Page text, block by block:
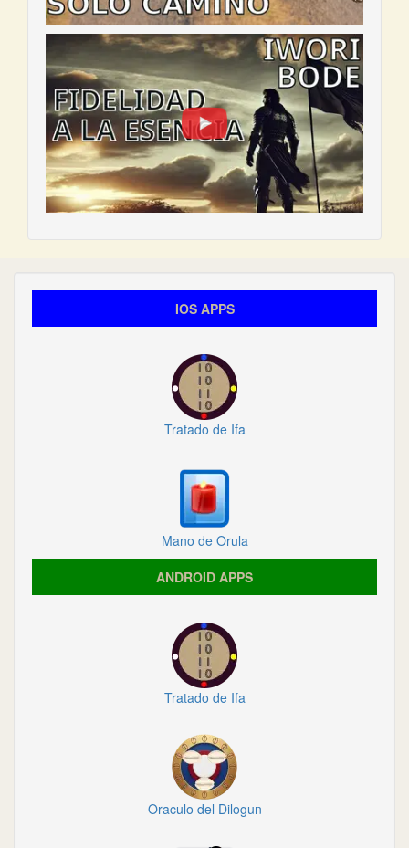
IOS APPS
Tratado de Ifa
Mano de Orula
ANDROID APPS
Tratado de Ifa
Oraculo del Dilogun